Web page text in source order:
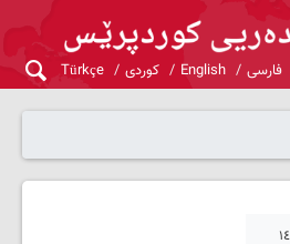
فارسی English کوردی Türkçe